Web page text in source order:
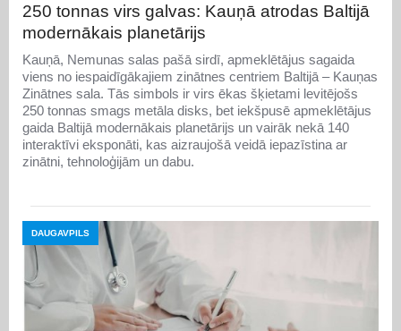
250 tonnas virs galvas: Kauņā atrodas Baltijā
modernākais planetārijs
Kauņā, Nemunas salas pašā sirdī, apmeklētājus sagaida
viens no iespaidīgākajiem zinātnes centriem Baltijā – Kauņas
Zinātnes sala. Tās simbols ir virs ēkas šķietami levitējošs
250 tonnas smags metāla disks, bet iekšpusē apmeklētājus
gaida Baltijā modernākais planetārijs un vairāk nekā 140
interaktīvi eksponāti, kas aizraujošā veidā iepazīstina ar
zinātni, tehnoloģijām un dabu.
DAUGAVPILS